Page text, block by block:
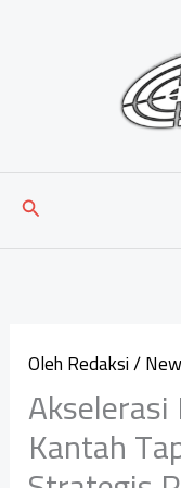
Cari
OlehRedaksi/
Kantah